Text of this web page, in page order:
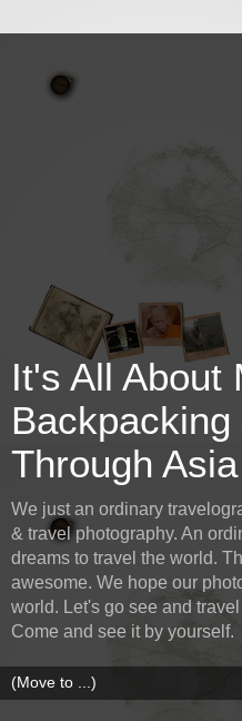
It's All About
Through
We just an ordinary
& travel photography. An
dreams to travel the world.
awesome. We hope our
world. Let's go see and
Come and see it by yourself.